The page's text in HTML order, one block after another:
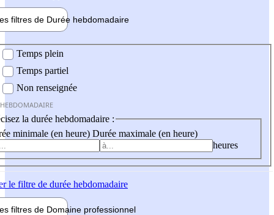
filtres de Durée hebdomadaire
Temps plein
Temps partiel
Non renseignée
la durée hebdomadaire :
minimale (en heure) Durée maximale (en heure)
heures
le filtre de durée hebdomadaire
filtres de Domaine professionnel